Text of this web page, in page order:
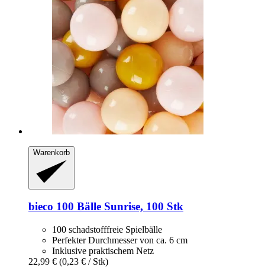
Warenkorb
bieco 100 Bälle Sunrise, 100 Stk
100 schadstofffreie Spielbälle
Perfekter Durchmesser von ca. 6 cm
Inklusive praktischem Netz
22,99 € (0,23 € / Stk)